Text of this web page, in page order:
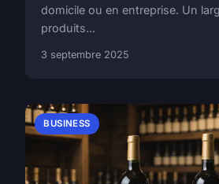
domicile ou en entreprise. Un
produits...
3 septembre 2025
BUSINESS